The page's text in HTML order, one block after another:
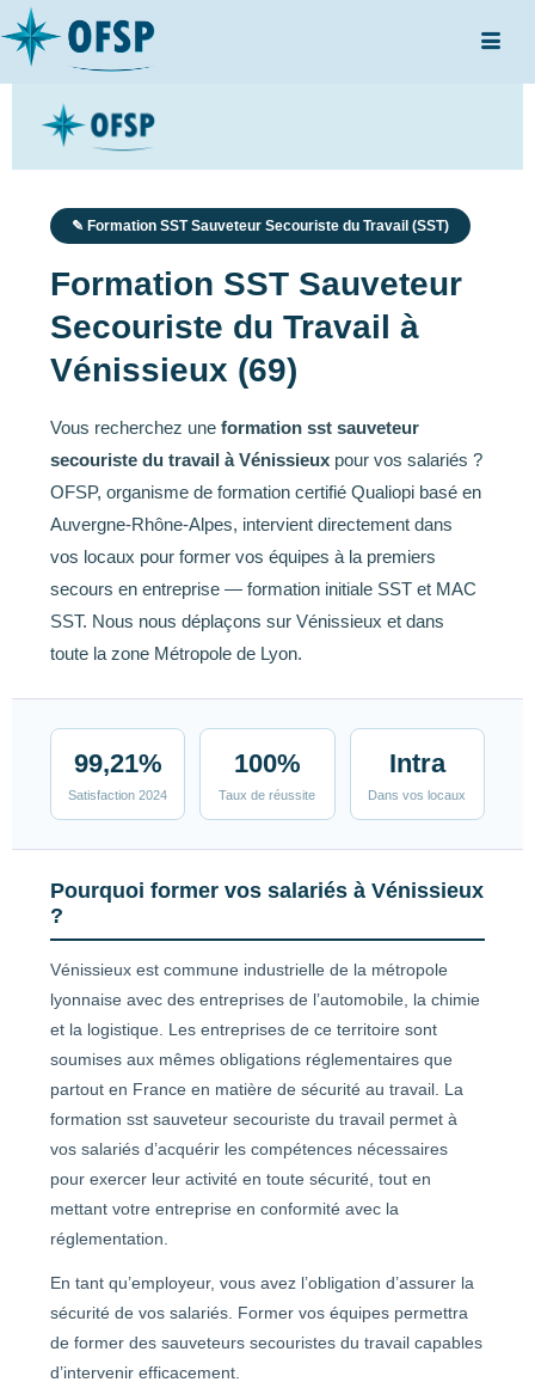
✎ Formation SST Sauveteur Secouriste du Travail (SST)
Formation SST Sauveteur
Secouriste du Travail à
Vénissieux (69)
Vous recherchez une formation sst sauveteur
secouriste du travail à Vénissieux pour vos salariés ?
OFSP, organisme de formation certifié Qualiopi basé en
Auvergne-Rhône-Alpes, intervient directement dans
vos locaux pour former vos équipes à la premiers
secours en entreprise — formation initiale SST et MAC
SST. Nous nous déplaçons sur Vénissieux et dans
toute la zone Métropole de Lyon.
99,21%
Satisfaction 2024
100%
Taux de réussite
Intra
Dans vos locaux
Pourquoi former vos salariés à Vénissieux
?
Vénissieux est commune industrielle de la métropole
lyonnaise avec des entreprises de l’automobile, la chimie
et la logistique. Les entreprises de ce territoire sont
soumises aux mêmes obligations réglementaires que
partout en France en matière de sécurité au travail. La
formation sst sauveteur secouriste du travail permet à
vos salariés d’acquérir les compétences nécessaires
pour exercer leur activité en toute sécurité, tout en
mettant votre entreprise en conformité avec la
réglementation.
En tant qu’employeur, vous avez l’obligation d’assurer la
sécurité de vos salariés. Former vos équipes permettra
de former des sauveteurs secouristes du travail capables
d’intervenir efficacement.